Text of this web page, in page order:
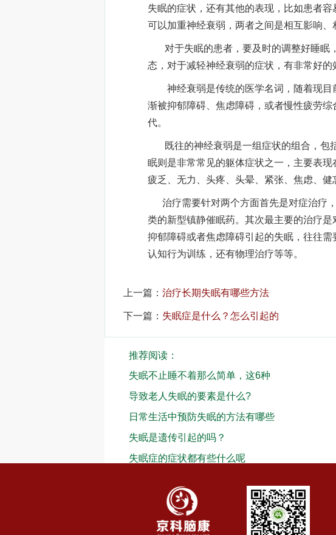
失眠的症状，还有其他的表现，比如患者
可以加重神经衰弱，两者之间是相互影响、
对于失眠的患者，要及时的调整好睡眠
态，对于减轻神经衰弱的症状，有非常好的
神经衰弱是传统的医学名词，随着现目
渐被抑郁障碍、焦虑障碍，或者慢性疲劳
代。
既往的神经衰弱是一组症状的组合，包
眠则是非常常见的躯体症状之一，主要表
疲乏、无力、头疼、头晕、紧张、焦虑、健
治疗需要针对两个方面首先是对症治疗
类的新型镇静催眠药。其次最主要的治疗
抑郁障碍或者焦虑障碍引起的失眠，往往需
认知行为训练，还有物理治疗等等。
上一篇： 治疗长期失眠有哪些方法
下一篇： 失眠症是什么？怎么引起的
推荐阅读：
失眠不止睡不着那么简单，这6种
导致老人失眠的要素是什么?
日常生活中预防失眠的方法有哪些
失眠是遗传引起的吗？
失眠症的症状都有些什么呢